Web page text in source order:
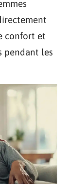
confort et
pendant les